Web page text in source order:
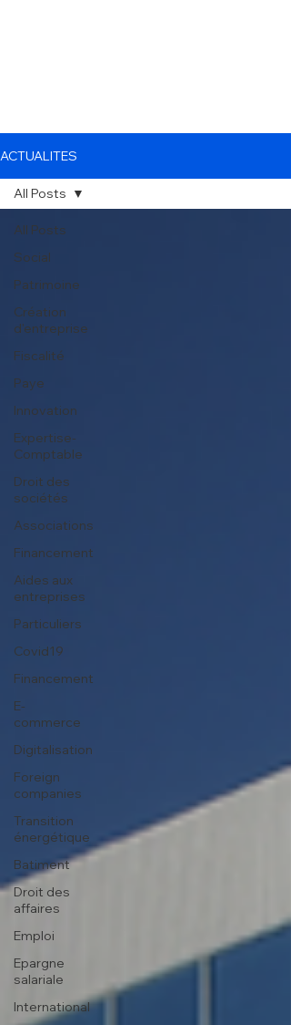
ACTUALITES
All Posts
Social
Patrimoine
Création
d'entreprise
Fiscalité
Paye
Innovation
Expertise-
Comptable
Droit des
sociétés
Associations
Financement
Aides aux
entreprises
Particuliers
Covid19
Financement
E-
commerce
Digitalisation
Foreign
companies
Transition
énergétique
Batiment
Droit des
affaires
Emploi
Epargne
salariale
International
All Posts